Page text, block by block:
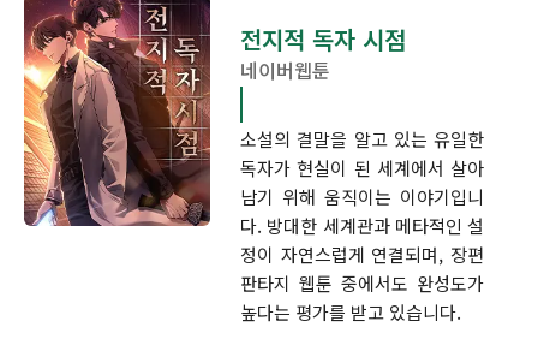
전지적 독자 시점
네이버웹툰
소설의 결말을 알고 있는 유일한
독자가 현실이 된 세계에서 살아
남기 위해 움직이는 이야기입니
다. 방대한 세계관과 메타적인 설
정이 자연스럽게 연결되며, 장편
판타지 웹툰 중에서도 완성도가
높다는 평가를 받고 있습니다.